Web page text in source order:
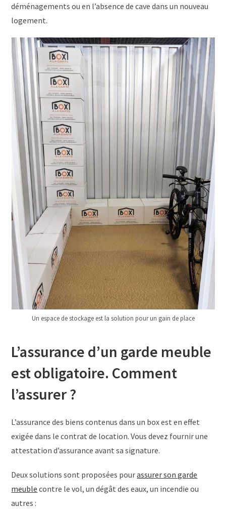
déménagements ou en l’absence de cave dans un nouveau
logement.
Un espace de stockage est la solution pour un gain de place
L’assurance d’un garde meuble
est obligatoire. Comment
l’assurer ?
L’assurance des biens contenus dans un box est en effet
exigée dans le contrat de location. Vous devez fournir une
attestation d’assurance avant sa signature.
Deux solutions sont proposées pourassurer son garde
meuble contre le vol, un dégât des eaux, un incendie ou
autres :